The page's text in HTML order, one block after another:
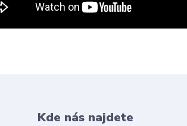
Kde nás najdete